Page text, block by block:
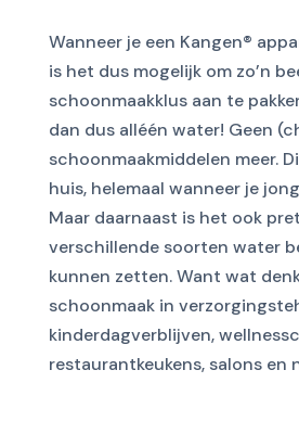
Wanneer je een Kangen®
is het dus mogelijk om zo’n
schoonmaakklus aan te
dan dus alléén water! Geen
schoonmaakmiddelen meer.
huis, helemaal wanneer je
Maar daarnaast is het ook
verschillende soorten water
kunnen zetten. Want wat
schoonmaak in
kinderdagverblijven,
restaurantkeukens, salons en